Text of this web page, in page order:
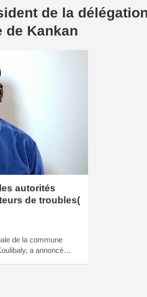
de la
de Kankan
autorités
de troubles(
de la commune
a annoncé…